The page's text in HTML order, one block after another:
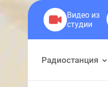
Герра Александр
Радиостанция